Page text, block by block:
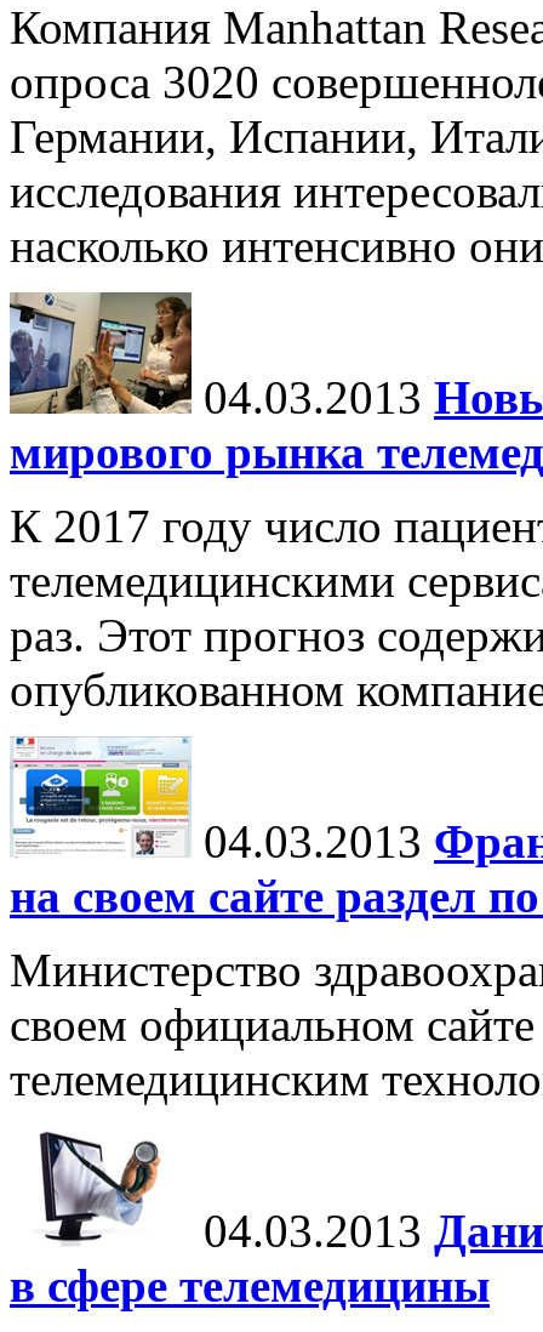
Компания Manhattan
опроса 3020
Германии, Испании,
исследования
насколько интенсивно
04.03.2013
мирового рынка
К 2017 году число
телемедицинскими
раз. Этот прогноз
опубликованном
04.03.2013
на своем сайте раздел
Министерство
своем официальном
телемедицинским
04.03.2013
в сфере телемедицины